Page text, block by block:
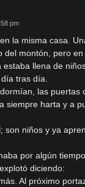
pm
la misma casa.
del montón, pero
llena de
tras día.
las
siempre harta y a
son niños y ya
por algún
diciendo:
Al próximo